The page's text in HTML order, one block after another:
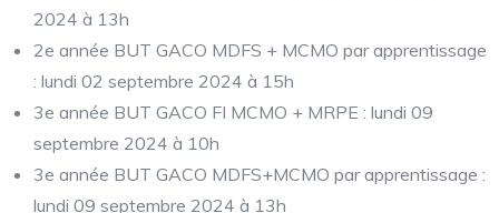
2024 à 13h
2e année BUT GACO MDFS + MCMO par apprentissage
: lundi 02 septembre 2024 à 15h
3e année BUT GACO FI MCMO + MRPE : lundi 09
septembre 2024 à 10h
3e année BUT GACO MDFS+MCMO par apprentissage :
lundi 09 septembre 2024 à 13h